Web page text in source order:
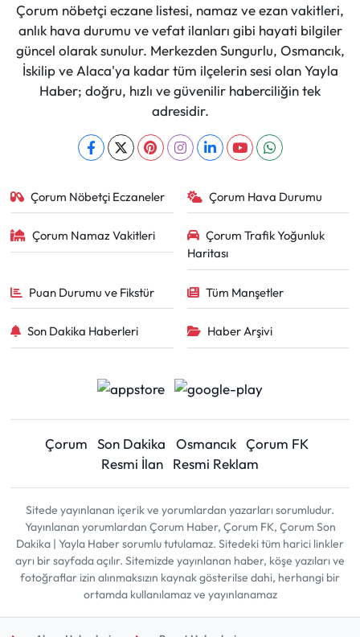
Çorum nöbetçi eczane listesi, namaz ve ezan vakitleri,
anlık hava durumu ve vefat ilanları gibi hayati bilgiler
güncel olarak sunulur. Merkezden Sungurlu, Osmancık,
İskilip ve Alaca'ya kadar tüm ilçelerin sesi olan Yayla
Haber; doğru, hızlı ve güvenilir haberciliğin tek
adresidir.
Çorum Nöbetçi Eczaneler Çorum Hava Durumu
Çorum Namaz Vakitleri
Çorum Trafik Yoğunluk
Haritası
Puan Durumu ve Fikstür Tüm Manşetler
Son Dakika Haberleri Haber Arşivi
Çorum Son Dakika Osmancık Çorum FK
Resmi İlan
Resmi Reklam
Sitede yayınlanan içerik ve yorumlardan yazarları sorumludur.
Yayınlanan yorumlardan Çorum Haber, Çorum FK, Çorum Son
Dakika | Yayla Haber sorumlu tutulamaz. Sitedeki tüm harici linkler
ayrı bir sayfada açılır. Sitemizde yayınlanan haber, köşe yazıları ve
fotoğraflar izin alınmaksızın kaynak gösterilse dahi, herhangi bir
ortamda kullanılamaz ve yayınlanamaz